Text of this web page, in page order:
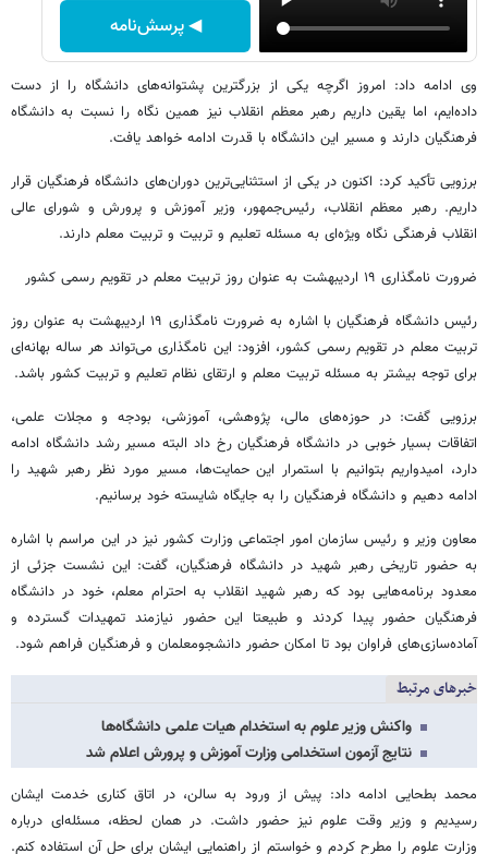
◀ پرسش‌نامه
وی ادامه داد: امروز اگرچه یکی از بزرگترین پشتوانه‌های دانشگاه را از دست
داده‌ایم، اما یقین داریم رهبر معظم انقلاب نیز همین نگاه را نسبت به دانشگاه
فرهنگیان دارند و مسیر این دانشگاه با قدرت ادامه خواهد یافت.
برزویی تأکید کرد: اکنون در یکی از استثنایی‌ترین دوران‌های دانشگاه فرهنگیان قرار
داریم. رهبر معظم انقلاب، رئیس‌جمهور، وزیر آموزش و پرورش و شورای عالی
انقلاب فرهنگی نگاه ویژه‌ای به مسئله تعلیم و تربیت و تربیت معلم دارند.
ضرورت نامگذاری ۱۹ اردیبهشت به عنوان روز تربیت معلم در تقویم رسمی کشور
رئیس دانشگاه فرهنگیان با اشاره به ضرورت نامگذاری ۱۹ اردیبهشت به عنوان روز
تربیت معلم در تقویم رسمی کشور، افزود: این نامگذاری می‌تواند هر ساله بهانه‌ای
برای توجه بیشتر به مسئله تربیت معلم و ارتقای نظام تعلیم و تربیت کشور باشد.
برزویی گفت: در حوزه‌های مالی، پژوهشی، آموزشی، بودجه و مجلات علمی،
اتفاقات بسیار خوبی در دانشگاه فرهنگیان رخ داد البته مسیر رشد دانشگاه ادامه
دارد، امیدواریم بتوانیم با استمرار این حمایت‌ها، مسیر مورد نظر رهبر شهید را
ادامه دهیم و دانشگاه فرهنگیان را به جایگاه شایسته خود برسانیم.
معاون وزیر و رئیس سازمان امور اجتماعی وزارت کشور نیز در این مراسم با اشاره
به حضور تاریخی رهبر شهید در دانشگاه فرهنگیان، گفت: این نشست جزئی از
معدود برنامه‌هایی بود که رهبر شهید انقلاب به احترام معلم، خود در دانشگاه
فرهنگیان حضور پیدا کردند و طبیعتا این حضور نیازمند تمهیدات گسترده و
آماده‌سازی‌های فراوان بود تا امکان حضور دانشجومعلمان و فرهنگیان فراهم شود.
خبرهای مرتبط
واکنش وزیر علوم به استخدام هیات علمی دانشگاه‌ها
نتایج آزمون استخدامی وزارت آموزش و پرورش اعلام شد
محمد بطحایی ادامه داد: پیش از ورود به سالن، در اتاق کناری خدمت ایشان
رسیدیم و وزیر وقت علوم نیز حضور داشت. در همان لحظه، مسئله‌ای درباره
وزارت علوم را مطرح کردم و خواستم از راهنمایی ایشان برای حل آن استفاده کنم.